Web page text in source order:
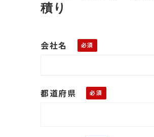
積り
会社名
都道府県